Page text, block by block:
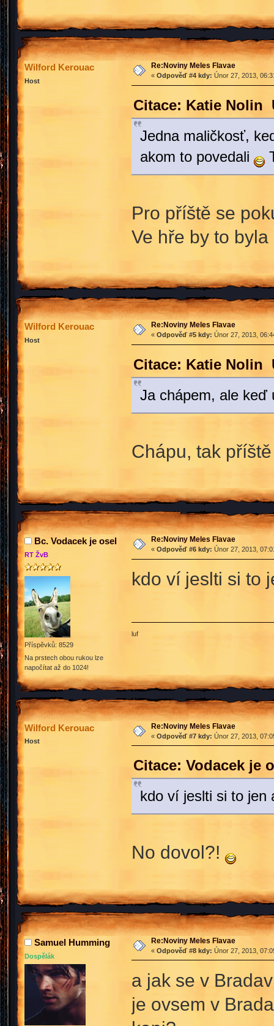
Wilford Kerouac
Host
Re:Noviny Meles Flavae
« Odpověď #4 kdy: Únor 27, 2013,
Citace: Katie Nolin
Jedna maličkosť,
akom to povedali
Pro příště se
Ve hře by to
Wilford Kerouac
Host
Re:Noviny Meles Flavae
« Odpověď #5 kdy: Únor 27, 2013,
Citace: Katie Nolin
Ja chápem, ale
Chápu, tak
Bc. Vodacek je osel
RT ŽvB
Příspěvků: 8529
Na prstech obou rukou lze
napočítat až do 1024!
Re:Noviny Meles Flavae
« Odpověď #6 kdy: Únor 27, 2013,
kdo ví jeslti si to
luf
Wilford Kerouac
Host
Re:Noviny Meles Flavae
« Odpověď #7 kdy: Únor 27, 2013,
Citace: Vodacek je
kdo ví jeslti si to jen
No dovol?!
Samuel Humming
Dospělák
Re:Noviny Meles Flavae
« Odpověď #8 kdy: Únor 27, 2013,
a jak se v
je ovsem v